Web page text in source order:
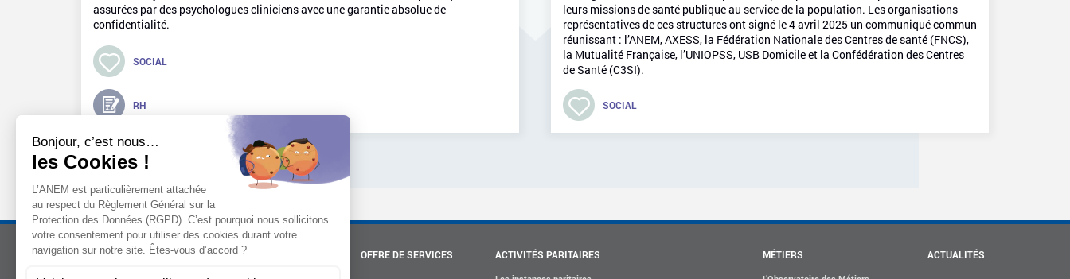
assurées par des psychologues cliniciens avec une garantie absolue de
confidentialité.
SOCIAL
RH
leurs missions de santé publique au service de la population. Les organisations
représentatives de ces structures ont signé le 4 avril 2025 un communiqué commun
réunissant : l’ANEM, AXESS, la Fédération Nationale des Centres de santé (FNCS),
la Mutualité Française, l’UNIOPSS, USB Domicile et la Confédération des Centres
de Santé (C3SI).
SOCIAL
L’ANEM LE MANIFESTE OFFRE DE SERVICES ACTIVITÉS PARITAIRES MÉTIERS ACTUALITÉS